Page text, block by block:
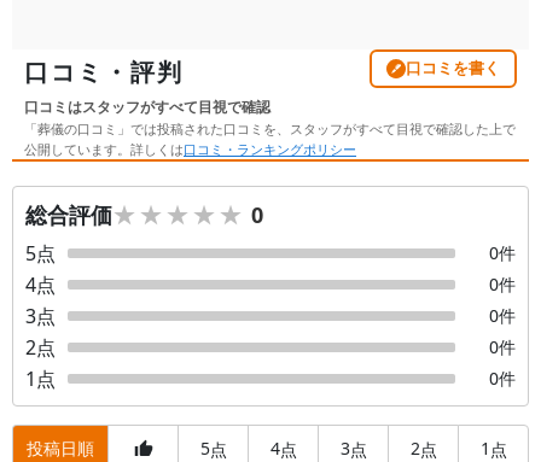
口コミ・評判 口コミを書く
口コミはスタッフがすべて目視で確認
「葬儀の口コミ」では投稿された口コミを、スタッフがすべて目視で確認した上で
公開しています。詳しくは口コミ・ランキングポリシー
総合評価★★★★★
★★★★★ 0
5点 0件
4点 0件
3点 0件
2点 0件
1 点 0件
投稿日順 5点 4点 3点 2点 1 点